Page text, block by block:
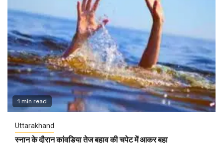
1 min read
Uttarakhand
स्नान के दौरान कांवडिया तेज बहाव की चपेट में आकर बहा